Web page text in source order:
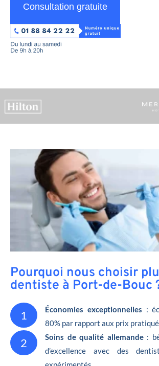
Consultation gratuite
Pourquoi nous choisir
dentiste à Port-de-Bouc
1 Économies exceptionnelles :
80% par rapport aux prix
2 Soins de qualité allemande:
d’excellence avec des